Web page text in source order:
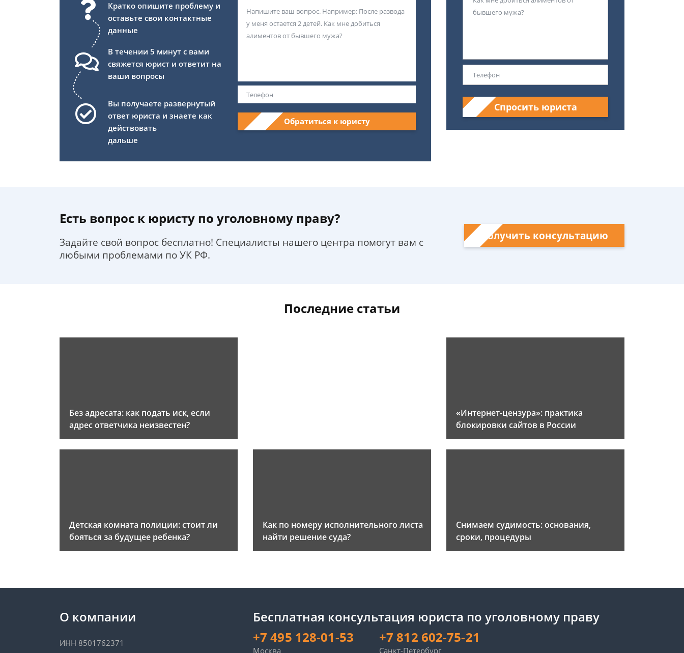
Кратко опишите проблему и
оставьте свои контактные
данные
В течении 5 минут с вами
свяжется юрист и ответит на
ваши вопросы
Вы получаете развернутый
ответ юриста и знаете как
действовать
дальше
Обратиться к юристу
Спросить юриста
Есть вопрос к юристу по уголовному праву?
Задайте свой вопрос бесплатно! Специалисты нашего центра помогут вам с
любыми проблемами по УК РФ.
Получить консультацию
Последние статьи
Без адресата: как подать иск, если
адрес ответчика неизвестен?
«Интернет-цензура»: практика
блокировки сайтов в России
Детская комната полиции: стоит ли
бояться за будущее ребенка?
Как по номеру исполнительного листа
найти решение суда?
Снимаем судимость: основания,
сроки, процедуры
О компании
ИНН 8501762371
Бесплатная консультация юриста по уголовному праву
+7 495 128-01-53
Москва
+7 812 602-75-21
Санкт-Петербург